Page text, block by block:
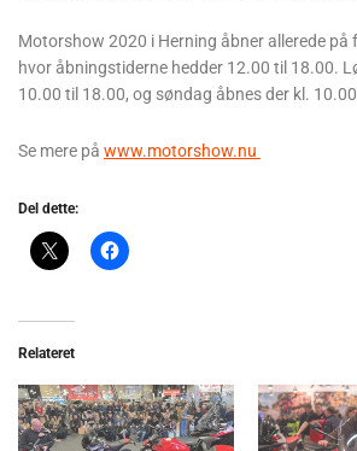
Motorshow 2020 i Herning åbner allerede på
hvor åbningstiderne hedder 12.00 til 18.00.
10.00 til 18.00, og søndag åbnes der kl.
Se mere på www.motorshow.nu
Del dette:
Relateret